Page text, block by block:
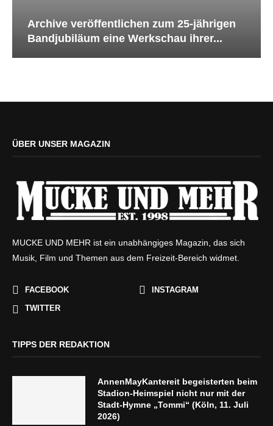
Archive veröffentlichen zum 25-jährigen
Bandjubiläum eine Werkschau ihrer...
ÜBER UNSER MAGAZIN
MUCKE UND MEHR ist ein unabhängiges Magazin, das sich
Musik, Film und Themen aus dem Freizeit-Bereich widmet.
FACEBOOK
INSTAGRAM
TWITTER
TIPPS DER REDAKTION
AnnenMayKantereit begeisterten beim
Stadion-Heimspiel nicht nur mit der
Stadt-Hymne „Tommi“ (Köln, 11. Juli
2026)